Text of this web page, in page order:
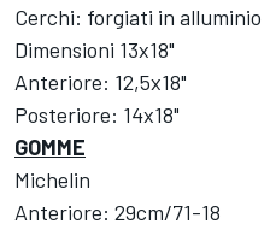
Cerchi: forgiati in alluminio
Dimensioni 13x18"
Anteriore: 12,5x18"
Posteriore: 14x18"
GOMME
Michelin
Anteriore: 29cm/71-18